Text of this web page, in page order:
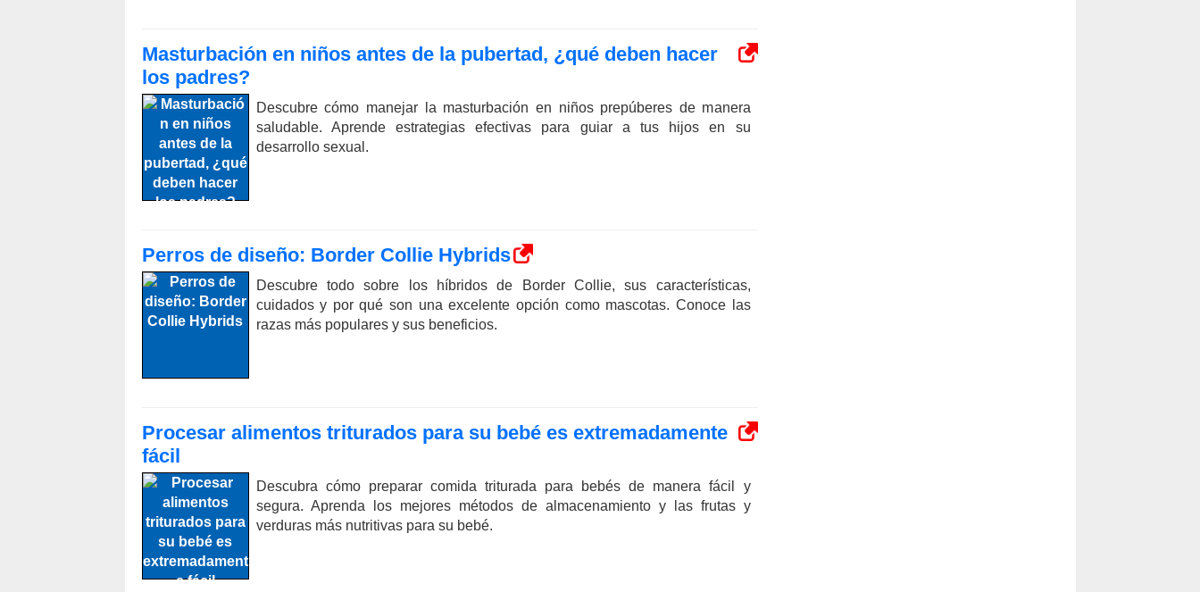
Masturbación en niños antes de la pubertad, ¿qué deben hacer
los padres?
Descubre cómo manejar la masturbación en niños prepúberes de manera
saludable. Aprende estrategias efectivas para guiar a tus hijos en su
desarrollo sexual.
Perros de diseño: Border Collie Hybrids
Descubre todo sobre los híbridos de Border Collie, sus características,
cuidados y por qué son una excelente opción como mascotas. Conoce las
razas más populares y sus beneficios.
Procesar alimentos triturados para su bebé es extremadamente
fácil
Descubra cómo preparar comida triturada para bebés de manera fácil y
segura. Aprenda los mejores métodos de almacenamiento y las frutas y
verduras más nutritivas para su bebé.